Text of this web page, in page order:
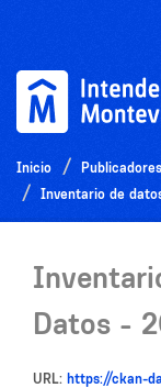
Inicio Publicadores
Inventario de
Datos -
URL: https://ckan-data.montevideo.gub.uy/